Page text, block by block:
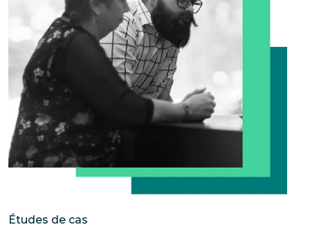
Études de cas